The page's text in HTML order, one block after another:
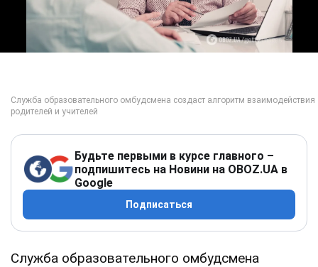
Будьте первыми в курсе главного –
подпишитесь на Новини на OBOZ.UA в
Google
Подписаться
Служба образовательного омбудсмена